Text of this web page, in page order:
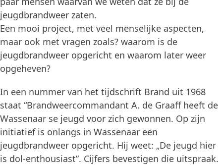
jeugdbrandweer zaten.
Een mooi project, met veel menselijke aspecten,
maar ook met vragen zoals? waarom is de
jeugdbrandweer opgericht en waarom later weer
opgeheven?
In een nummer van het tijdschrift Brand uit 1968
staat “Brandweercommandant A. de Graaff heeft de
Wassenaar se jeugd voor zich gewonnen. Op zijn
initiatief is onlangs in Wassenaar een
jeugdbrandweer opgericht. Hij weet: „De jeugd hier
is dol-enthousiast”. Cijfers bevestigen die uitspraak.